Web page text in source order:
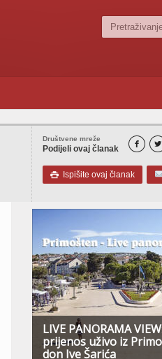
Društvene mreže
Podijeli ovaj članak  
 Ispišite ovaj članak
LIVE PANORAMA
prijenos uživo iz
don Ive Šarića